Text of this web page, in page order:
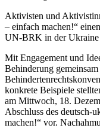
Aktivisten und
– einfach machen!“
UN-BRK in der Ukraine
Mit Engagement und
Behinderung
konkrete Beispiele
am Mittwoch, 18.
Abschluss des deutsch-
machen!“ vor.